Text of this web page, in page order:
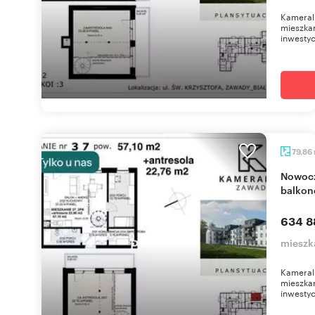
79,86
Nowoczesne 3-pokojowe mieszkanie z antresolą i
634